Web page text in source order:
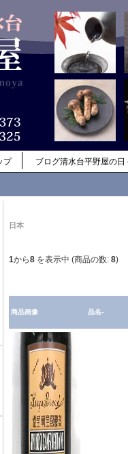
プ ブログ清水台平野屋の日
日本
1から8 を表示中 (商品の数: 8)
商品画像 品名-